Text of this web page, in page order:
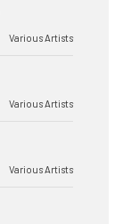
Various Artists
Various Artists
Various Artists